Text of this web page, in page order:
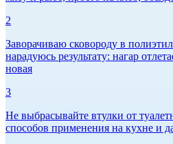
2
Заворачиваю сковороду в
нарадуюсь результату: нагар
новая
3
Не выбрасывайте втулки от
способов применения на кухне и